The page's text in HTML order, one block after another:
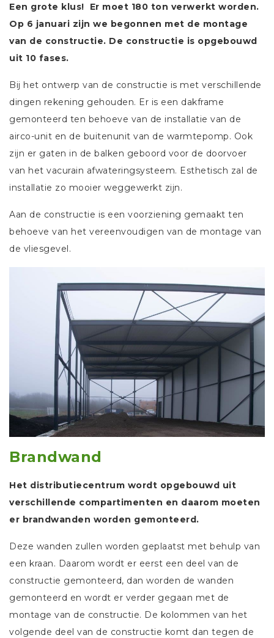
Een grote klus! Er moet 180 ton verwerkt worden.
Op 6 januari zijn we begonnen met de montage
van de constructie. De constructie is opgebouwd
uit 10 fases.
Bij het ontwerp van de constructie is met verschillende
dingen rekening gehouden. Er is een dakframe
gemonteerd ten behoeve van de installatie van de
airco-unit en de buitenunit van de warmtepomp. Ook
zijn er gaten in de balken geboord voor de doorvoer
van het vacurain afwateringsysteem. Esthetisch zal de
installatie zo mooier weggewerkt zijn.
Aan de constructie is een voorziening gemaakt ten
behoeve van het vereenvoudigen van de montage van
de vliesgevel.
Brandwand
Het distributiecentrum wordt opgebouwd uit
verschillende compartimenten en daarom moeten
er brandwanden worden gemonteerd.
Deze wanden zullen worden geplaatst met behulp van
een kraan. Daarom wordt er eerst een deel van de
constructie gemonteerd, dan worden de wanden
gemonteerd en wordt er verder gegaan met de
montage van de constructie. De kolommen van het
volgende deel van de constructie komt dan tegen de